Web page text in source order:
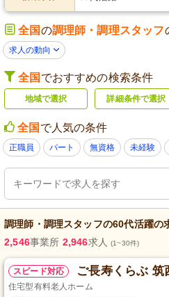
全国の調理師・調理スタッフ
求人の動向
全国 でおすすめの検索条件
地域で選択 詳細条件で選択
全国 で人気の条件
正職員 パート 無資格 未経験
調理師・調理スタッフの60代活躍の
2,546事業所 2,946求人(1~30件)
スピード対応 ご長寿くらぶ 筑
住宅型有料老人ホーム